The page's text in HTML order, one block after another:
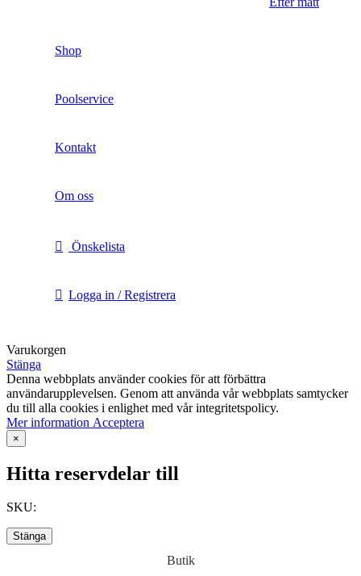
Shop
Poolservice
Kontakt
Om oss
Önskelista
Logga in / Registrera
Varukorgen
Stänga
Denna webbplats använder cookies för att förbättra
användarupplevelsen. Genom att använda vår webbplats samtycker
du till alla cookies i enlighet med vår integritetspolicy.
Mer information Mer
Acceptera
×
Hitta reservdelar till
SKU:
Stänga
Butik